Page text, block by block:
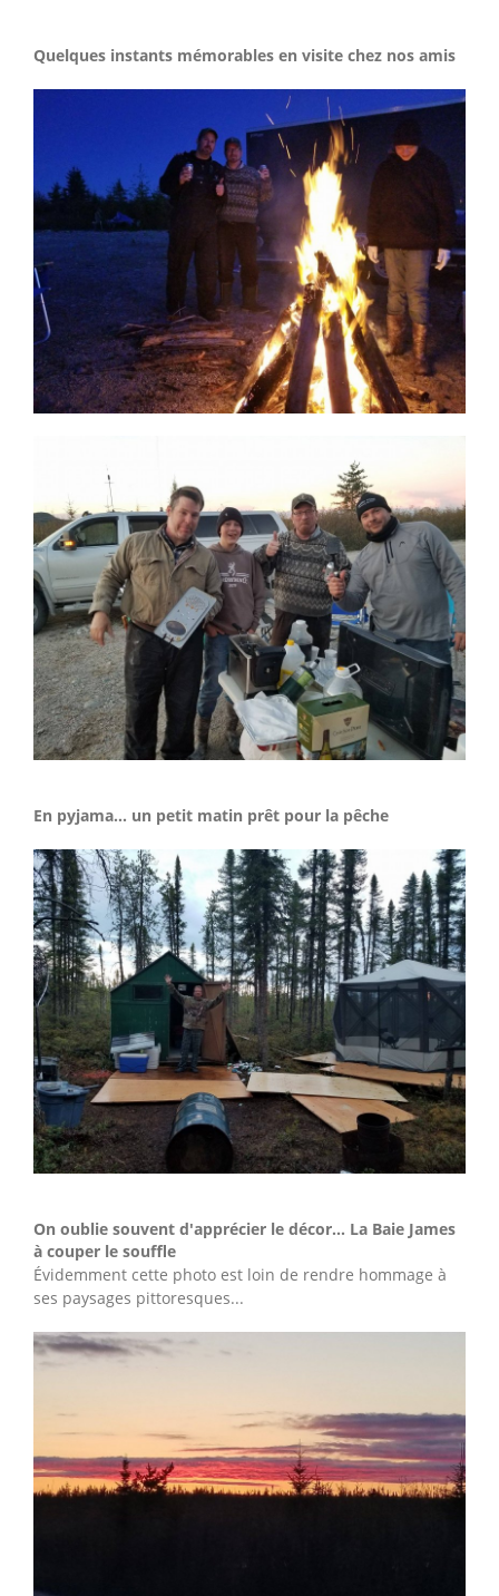
Quelques instants mémorables en visite chez nos amis
En pyjama... un petit matin prêt pour la pêche
On oublie souvent d'apprécier le décor... La Baie James
à couper le souffle
Évidemment cette photo est loin de rendre hommage à
ses paysages pittoresques...